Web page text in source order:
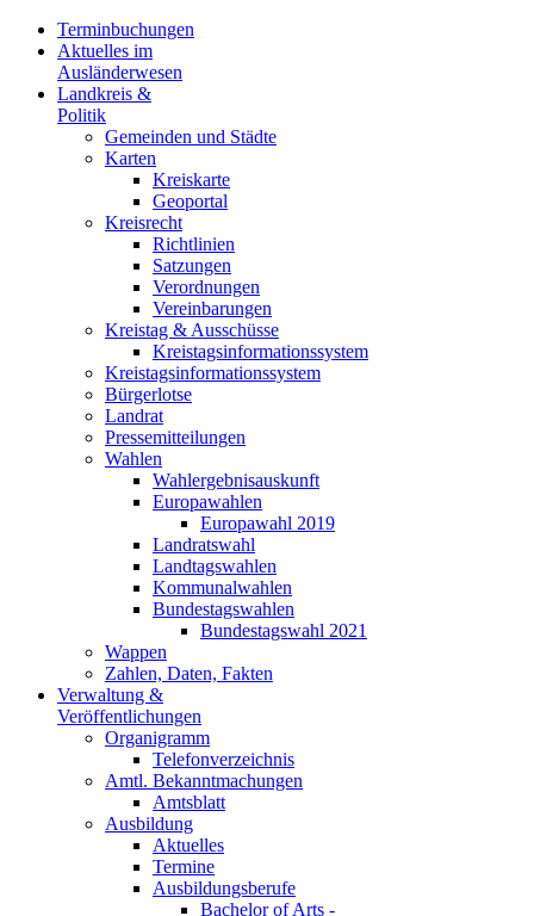
Terminbuchungen
Aktuelles im
Ausländerwesen
Landkreis &
Politik
Gemeinden und Städte
Karten
Kreiskarte
Geoportal
Kreisrecht
Richtlinien
Satzungen
Verordnungen
Vereinbarungen
Kreistag & Ausschüsse
Kreistagsinformationssystem
Kreistagsinformationssystem
Bürgerlotse
Landrat
Pressemitteilungen
Wahlen
Wahlergebnisauskunft
Europawahlen
Europawahl 2019
Landratswahl
Landtagswahlen
Kommunalwahlen
Bundestagswahlen
Bundestagswahl 2021
Wappen
Zahlen, Daten, Fakten
Verwaltung &
Veröffentlichungen
Organigramm
Telefonverzeichnis
Amtl. Bekanntmachungen
Amtsblatt
Ausbildung
Aktuelles
Termine
Ausbildungsberufe
Bachelor of Arts -